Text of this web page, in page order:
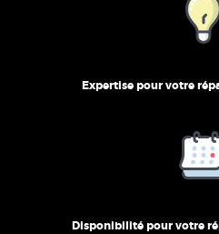
Expertise pour votre
Disponibilité pour votre